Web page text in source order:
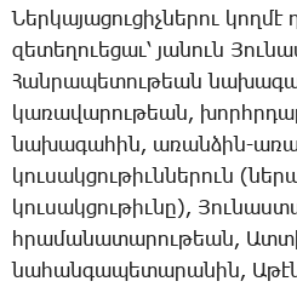
­Ներ­կա­յա­ցու­ցիչ­նե­րու
զե­տե­ղո­ւե­ցաւ՝ յա­նուն
­Հան­րա­պե­տու­թեան
կա­ռա­վա­րու­թեան,
նա­խա­գա­հին, ա­ռան­ձին-
կու­սակ­ցու­թիւն­նե­րուն
կու­սակ­ցու­թիւ­նը),
հրա­մա­նա­տա­րու­թեան,
նա­հան­գա­պե­տա­րա­նին,